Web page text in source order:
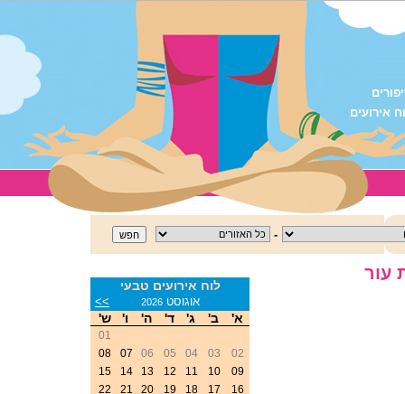
אירועים
-
עור
לוח אירועים טבעי
אוגוסט2026
>>
א' ב' ג' ד' ה' ו' ש'
01
02
03
04
05
06
07
08
09
10
11
12
13
14
15
16
17
18
19
20
21
22